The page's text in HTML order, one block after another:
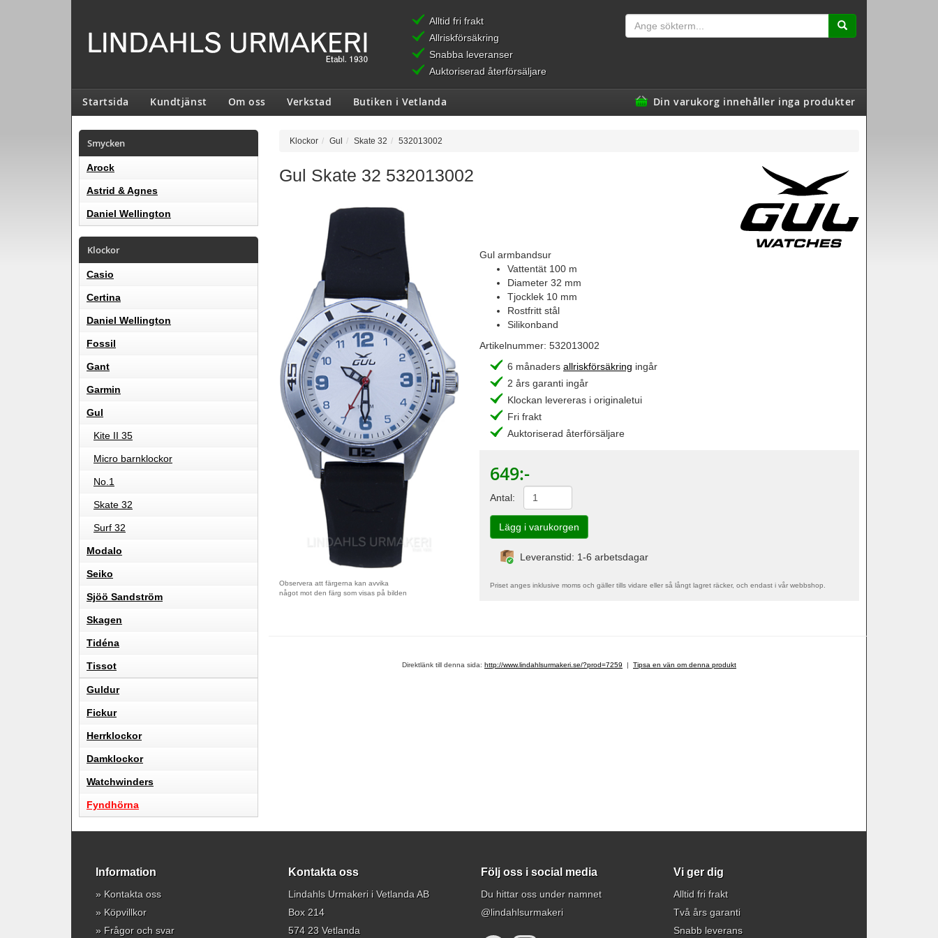
Alltid fri frakt
Allriskförsäkring
Snabba leveranser
Auktoriserad återförsäljare
Startsida Kundtjänst Om oss Verkstad Butiken i Vetlanda Din varukorg innehåller inga produkter
Smycken
Arock
Astrid & Agnes
Daniel Wellington
Klockor
Casio
Certina
Daniel Wellington
Fossil
Gant
Garmin
Gul
Kite II 35
Micro barnklockor
No.1
Skate 32
Surf 32
Modalo
Seiko
Sjöö Sandström
Skagen
Tidéna
Tissot
Guldur
Fickur
Herrklockor
Damklockor
Watchwinders
Fyndhörna
Klockor Gul Skate 32 532013002
Gul Skate 32 532013002
Observera att färgerna kan avvika
något mot den färg som visas på bilden
Gul armbandsur
Vattentät 100 m
Diameter 32 mm
Tjocklek 10 mm
Rostfritt stål
Silikonband
Artikelnummer: 532013002
6 månaders allriskförsäkring ingår
2 års garanti ingår
Klockan levereras i originaletui
Fri frakt
Auktoriserad återförsäljare
649:-
Antal:
Leveranstid: 1-6 arbetsdagar
Priset anges inklusive moms och gäller tills vidare eller så långt lagret räcker, och endast i vår webbshop.
Direktlänk till denna sida: http://www.lindahlsurmakeri.se/?prod=7259 | Tipsa en vän om denna produkt
Information
» Kontakta oss
» Köpvillkor
» Frågor och svar
Kontakta oss
Lindahls Urmakeri i Vetlanda AB
Box 214
574 23 Vetlanda
Följ oss i social media
Du hittar oss under namnet
@lindahlsurmakeri
Vi ger dig
Alltid fri frakt
Två års garanti
Snabb leverans